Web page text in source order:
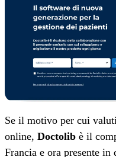
Se il motivo per cui
online, Doctolib è il
Francia e ora presente